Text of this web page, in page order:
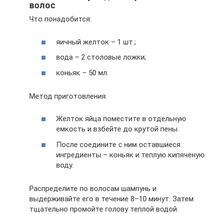
волос
Что понадобится:
яичный желток – 1 шт.;
вода – 2 столовые ложки;
коньяк – 50 мл.
Метод приготовления:
Желток яйца поместите в отдельную
емкость и взбейте до крутой пены.
После соедините с ним оставшиеся
ингредиенты – коньяк и теплую кипяченую
воду.
Распределите по волосам шампунь и
выдерживайте его в течение 8–10 минут. Затем
тщательно промойте голову теплой водой.